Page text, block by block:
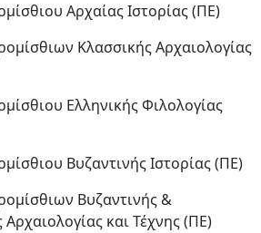
Αρχαίας Ιστορίας (ΠΕ)
Κλασσικής Αρχαιολογίας
Ελληνικής Φιλολογίας
Βυζαντινής Ιστορίας (ΠΕ)
Βυζαντινής &
και Τέχνης (ΠΕ)